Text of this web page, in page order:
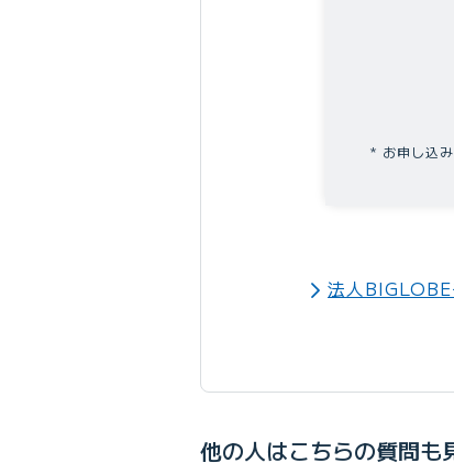
お申し込
法人
他の人はこちらの質問も